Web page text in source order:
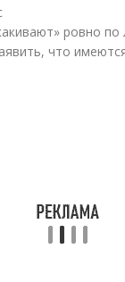
ровно по
что